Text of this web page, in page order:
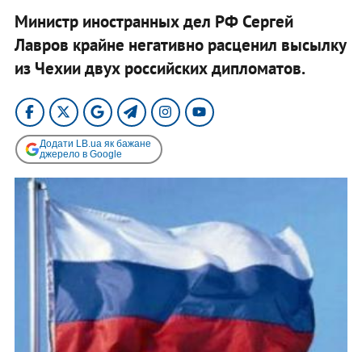
Министр иностранных дел РФ Сергей
Лавров крайне негативно расценил высылку
из Чехии двух российских дипломатов.
Додати LB.ua як бажане
джерело в Google